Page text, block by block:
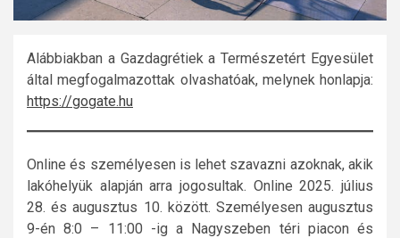
Alábbiakban a Gazdagrétiek a Természetért Egyesület
által megfogalmazottak olvashatóak, melynek honlapja:
https://gogate.hu
Online és személyesen is lehet szavazni azoknak, akik
lakóhelyük alapján arra jogosultak. Online 2025. július
28. és augusztus 10. között. Személyesen augusztus
9-én 8:0 – 11:00 -ig a Nagyszeben téri piacon és